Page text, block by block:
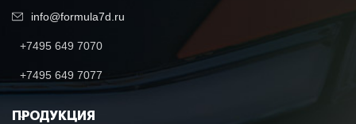
info@formula7d.ru
+7495 649 7070
+7495 649 7077
ПРОДУКЦИЯ